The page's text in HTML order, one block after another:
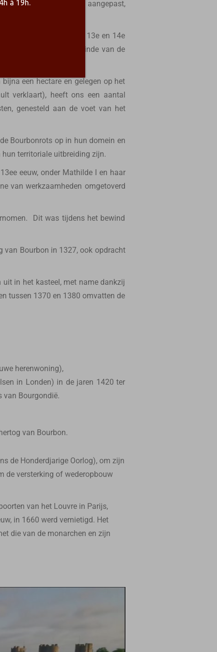
herbouwd, versterkt, aangepast,
voornamelijk uit de 13e en 14e
14e eeuw, omvat het einde van de
een hectare en gelegen op het
verklaart), heeft ons een aantal
genesteld aan de voet van het
Bourbonrots op in hun domein en
hun territoriale uitbreiding zijn.
eeuw, onder Mathilde I en haar
van werkzaamheden omgetoverd
Dit was tijdens het bewind
van Bourbon in 1327, ook opdracht
uit in het kasteel, met name dankzij
tussen 1370 en 1380 omvatten de
herenwoning),
in Londen) in de jaren 1420 ter
van Bourgondië.
van Bourbon.
de Honderdjarige Oorlog), om zijn
de versterking of wederopbouw
van het Louvre in Parijs,
in 1660 werd vernietigd. Het
die van de monarchen en zijn
à 19h.